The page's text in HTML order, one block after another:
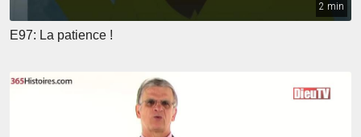
2 min
E97: La patience !